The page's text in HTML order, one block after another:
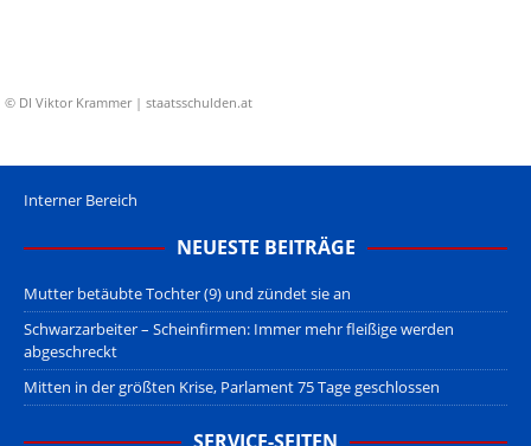
© DI Viktor Krammer | staatsschulden.at
Interner Bereich
NEUESTE BEITRÄGE
Mutter betäubte Tochter (9) und zündet sie an
Schwarzarbeiter – Scheinfirmen: Immer mehr fleißige werden
abgeschreckt
Mitten in der größten Krise, Parlament 75 Tage geschlossen
SERVICE-SEITEN